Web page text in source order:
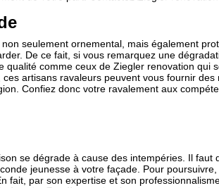
seulement ornemental, mais également
De ce fait, si vous remarquez une
comme ceux de Ziegler renovation qui
artisans ravaleurs peuvent vous fournir des
Confiez donc votre ravalement aux
se dégrade à cause des intempéries. Il faut
jeunesse à votre façade. Pour
fait, par son expertise et son